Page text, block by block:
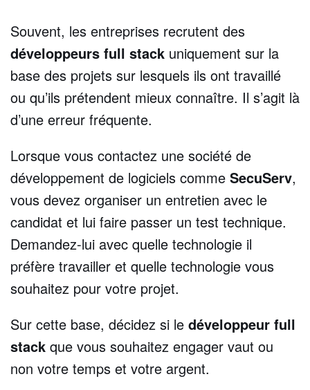
Souvent, les entreprises recrutent des
développeurs full stack uniquement sur la
base des projets sur lesquels ils ont travaillé
ou qu’ils prétendent mieux connaître. Il s’agit là
d’une erreur fréquente.
Lorsque vous contactez une société de
développement de logiciels comme SecuServ,
vous devez organiser un entretien avec le
candidat et lui faire passer un test technique.
Demandez-lui avec quelle technologie il
préfère travailler et quelle technologie vous
souhaitez pour votre projet.
Sur cette base, décidez si le développeur full
stack que vous souhaitez engager vaut ou
non votre temps et votre argent.